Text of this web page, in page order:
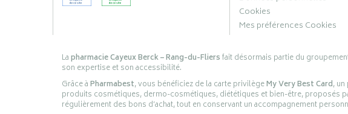
Cookies
Mes préférences Cookies
Lapharmacie Cayeux Berck – Rang-du-Fliersfait désormais partie du
son expertise et son accessibilité.
Grâce àPharmabest, vous bénéficiez de la carte privilègeMy Very Best Card,
produits cosmétiques, dermo-cosmétiques, diététiques et bien-être, proposés
régulièrement des bons d’achat, tout en conservant un accompagnement